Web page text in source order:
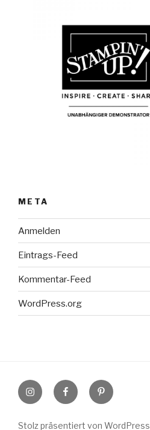
META
Anmelden
Eintrags-Feed
Kommentar-Feed
WordPress.org
InstagramFacebookPinterest
Stolz präsentiert von WordPress